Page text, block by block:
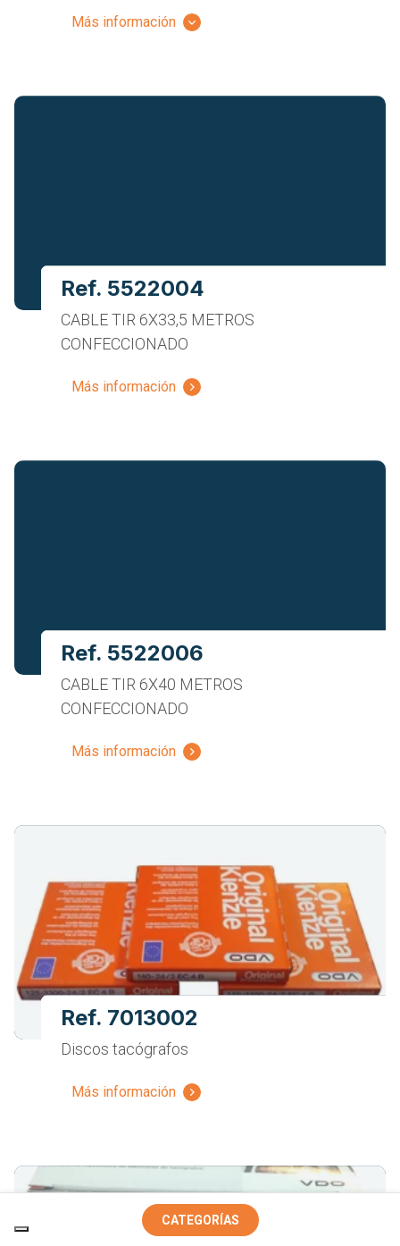
Más información
Ref. 5522004
CABLE TIR 6X33,5 METROS
CONFECCIONADO
Más información
Ref. 5522006
CABLE TIR 6X40 METROS
CONFECCIONADO
Más información
Ref. 7013002
Discos tacógrafos
Más información
CATEGORÍAS